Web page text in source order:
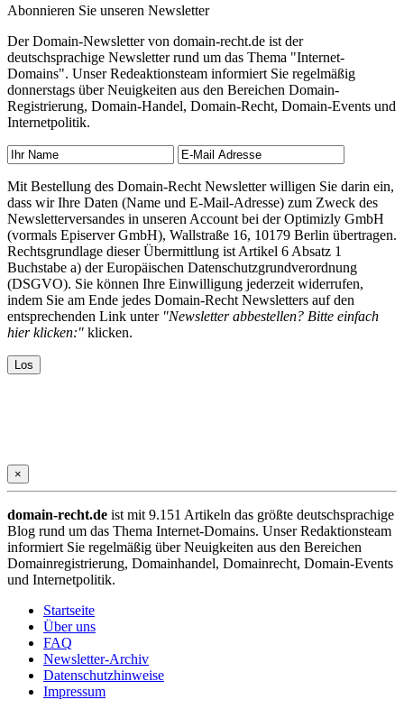
Abonnieren Sie unseren Newsletter
Der Domain-Newsletter von domain-recht.de ist der
deutschsprachige Newsletter rund um das Thema "Internet-
Domains". Unser Redeaktionsteam informiert Sie regelmäßig
donnerstags über Neuigkeiten aus den Bereichen Domain-
Registrierung, Domain-Handel, Domain-Recht, Domain-Events und
Internetpolitik.
Mit Bestellung des Domain-Recht Newsletter willigen Sie darin ein,
dass wir Ihre Daten (Name und E-Mail-Adresse) zum Zweck des
Newsletterversandes in unseren Account bei der Optimizly GmbH
(vormals Episerver GmbH), Wallstraße 16, 10179 Berlin übertragen.
Rechtsgrundlage dieser Übermittlung ist Artikel 6 Absatz 1
Buchstabe a) der Europäischen Datenschutzgrundverordnung
(DSGVO). Sie können Ihre Einwilligung jederzeit widerrufen,
indem Sie am Ende jedes Domain-Recht Newsletters auf den
entsprechenden Link unter "Newsletter abbestellen? Bitte einfach
hier klicken:" klicken.
×
domain-recht.de ist mit 9.151 Artikeln das größte deutschsprachige
Blog rund um das Thema Internet-Domains. Unser Redaktionsteam
informiert Sie regelmäßig über Neuigkeiten aus den Bereichen
Domainregistrierung, Domainhandel, Domainrecht, Domain-Events
und Internetpolitik.
Startseite
Über uns
FAQ
Newsletter-Archiv
Datenschutzhinweise
Impressum